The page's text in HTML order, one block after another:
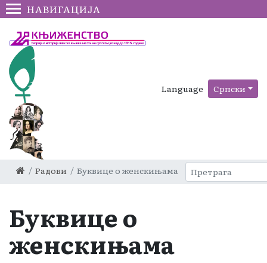
НАВИГАЦИЈА
Language Српски
Радови Буквице о женскињама
Буквице о
женскињама